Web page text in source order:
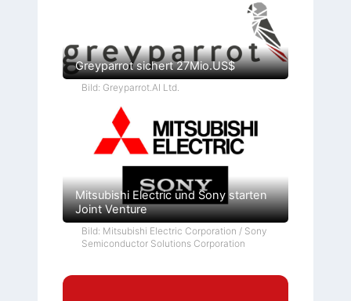
Greyparrot sichert 27Mio.US$
Bild: Greyparrot.AI Ltd.
Mitsubishi Electric und Sony starten
Joint Venture
Bild: Mitsubishi Electric Corporation / Sony
Semiconductor Solutions Corporation